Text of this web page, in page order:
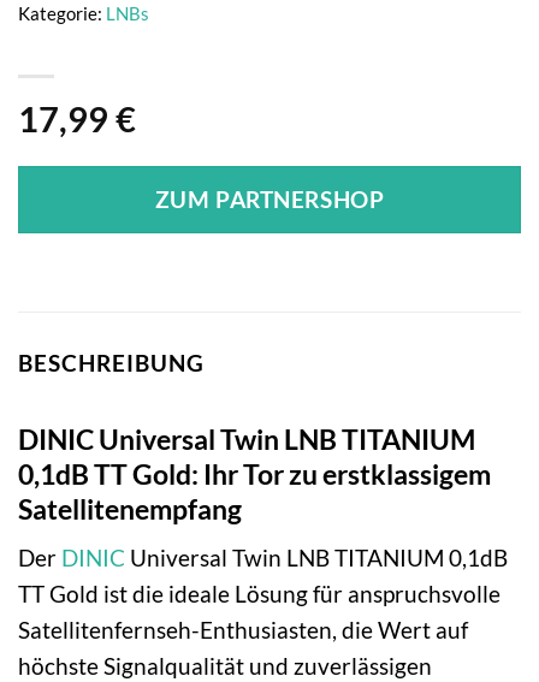
17,99 €
ZUM PARTNERSHOP
Kategorie: LNBs
BESCHREIBUNG
DINIC Universal Twin LNB TITANIUM
0,1dB TT Gold: Ihr Tor zu erstklassigem
Satellitenempfang
Der DINIC Universal Twin LNB TITANIUM 0,1dB
TT Gold ist die ideale Lösung für anspruchsvolle
Satellitenfernseh-Enthusiasten, die Wert auf
höchste Signalqualität und zuverlässigen